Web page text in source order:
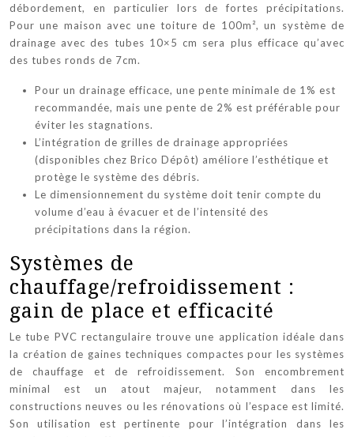
débordement, en particulier lors de fortes précipitations.
Pour une maison avec une toiture de 100m², un système de
drainage avec des tubes 10×5 cm sera plus efficace qu’avec
des tubes ronds de 7cm.
Pour un drainage efficace, une pente minimale de 1% est
recommandée, mais une pente de 2% est préférable pour
éviter les stagnations.
L’intégration de grilles de drainage appropriées
(disponibles chez Brico Dépôt) améliore l’esthétique et
protège le système des débris.
Le dimensionnement du système doit tenir compte du
volume d’eau à évacuer et de l’intensité des
précipitations dans la région.
Systèmes de
chauffage/refroidissement :
gain de place et efficacité
Le tube PVC rectangulaire trouve une application idéale dans
la création de gaines techniques compactes pour les systèmes
de chauffage et de refroidissement. Son encombrement
minimal est un atout majeur, notamment dans les
constructions neuves ou les rénovations où l’espace est limité.
Son utilisation est pertinente pour l’intégration dans les